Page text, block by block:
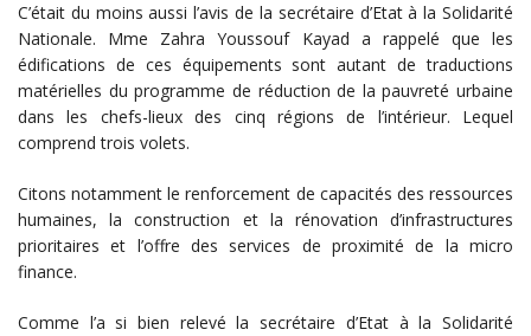
C’était du moins aussi l’avis de la secrétaire d’Etat à la Solidarité
Nationale. Mme Zahra Youssouf Kayad a rappelé que les
édifications de ces équipements sont autant de traductions
matérielles du programme de réduction de la pauvreté urbaine
dans les chefs-lieux des cinq régions de l’intérieur. Lequel
comprend trois volets.
Citons notamment le renforcement de capacités des ressources
humaines, la construction et la rénovation d’infrastructures
prioritaires et l’offre des services de proximité de la micro
finance.
Comme l’a si bien relevé la secrétaire d’Etat à la Solidarité